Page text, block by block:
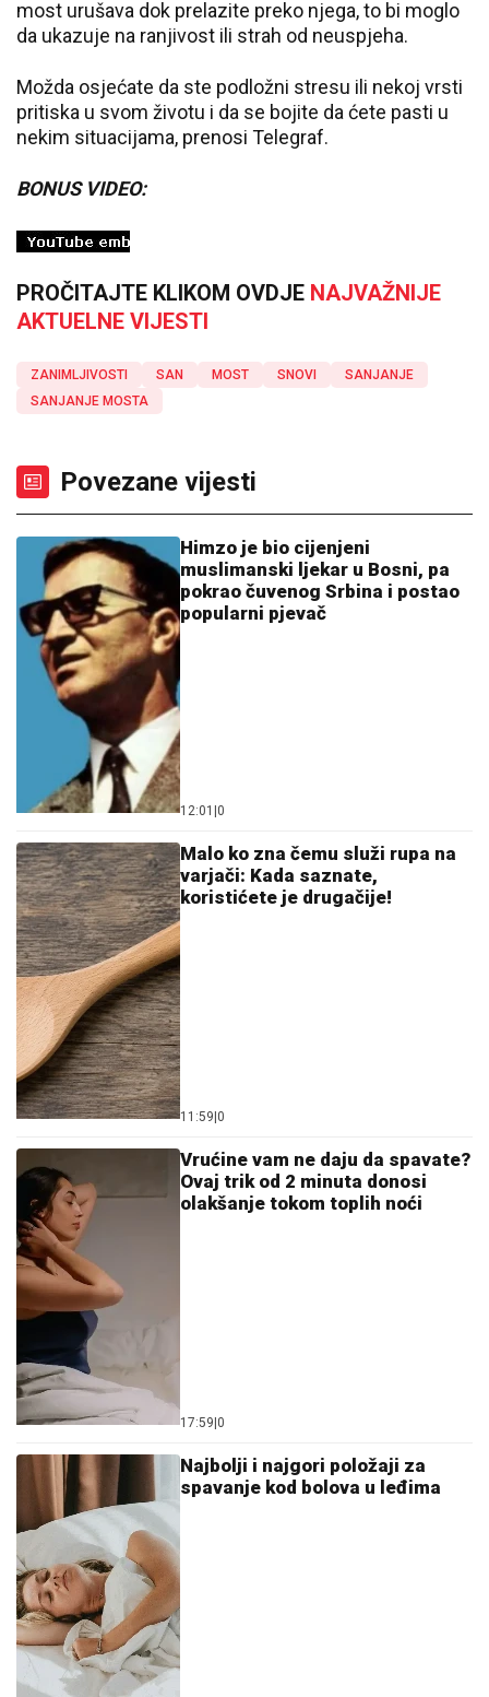
most urušava dok prelazite preko njega, to bi moglo
da ukazuje na ranjivost ili strah od neuspjeha.
Možda osjećate da ste podložni stresu ili nekoj vrsti
pritiska u svom životu i da se bojite da ćete pasti u
nekim situacijama, prenosi Telegraf.
BONUS VIDEO:
PROČITAJTE KLIKOM OVDJE NAJVAŽNIJE
AKTUELNE VIJESTI
ZANIMLJIVOSTI SAN MOST SNOVI
SANJANJE
SANJANJE MOSTA
Povezane vijesti
Himzo je bio cijenjeni
muslimanski ljekar u Bosni, pa
pokrao čuvenog Srbina i postao
popularni pjevač
12:01 0
Malo ko zna čemu služi rupa na
varjači: Kada saznate,
koristićete je drugačije!
11:59 0
Vrućine vam ne daju da spavate?
Ovaj trik od 2 minuta donosi
olakšanje tokom toplih noći
17:59 0
Najbolji i najgori položaji za
spavanje kod bolova u leđima